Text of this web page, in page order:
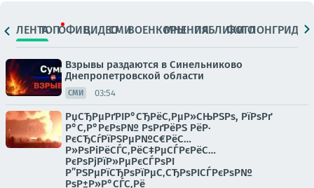
ЛЕНТАТОПОФИЦ.ВИДЕОСМИВОЕНКОРЫМНЕНИЯПАБЛИКИ
ФОТОЛОНГРИДЫ
Взрывы раздаются в Синельниково
Днепропетровской области
СМИ 03:54
РџСЂРµРґРІР°СЂРёС‚РµР»СЊРЅРѕ, РїРѕРґ
Р°С‚Р°РєРѕР№ РѕРґРёРЅ РёР·
РєСЂСѓРїРЅРµР№С€РёС…
Р»РѕРіРёСЃС‚РёС‡РµСЃРєРёС…
РєРѕРјРїР»РµРєСЃРѕРІ
Р”РЅРµРїСЂРѕРїРµС‚СЂРѕРІСЃРєРѕР№
РѕР±Р»Р°СЃС‚Рё